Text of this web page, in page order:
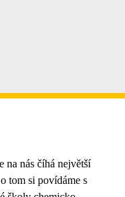
na nás číhá největší
tom si povídáme s